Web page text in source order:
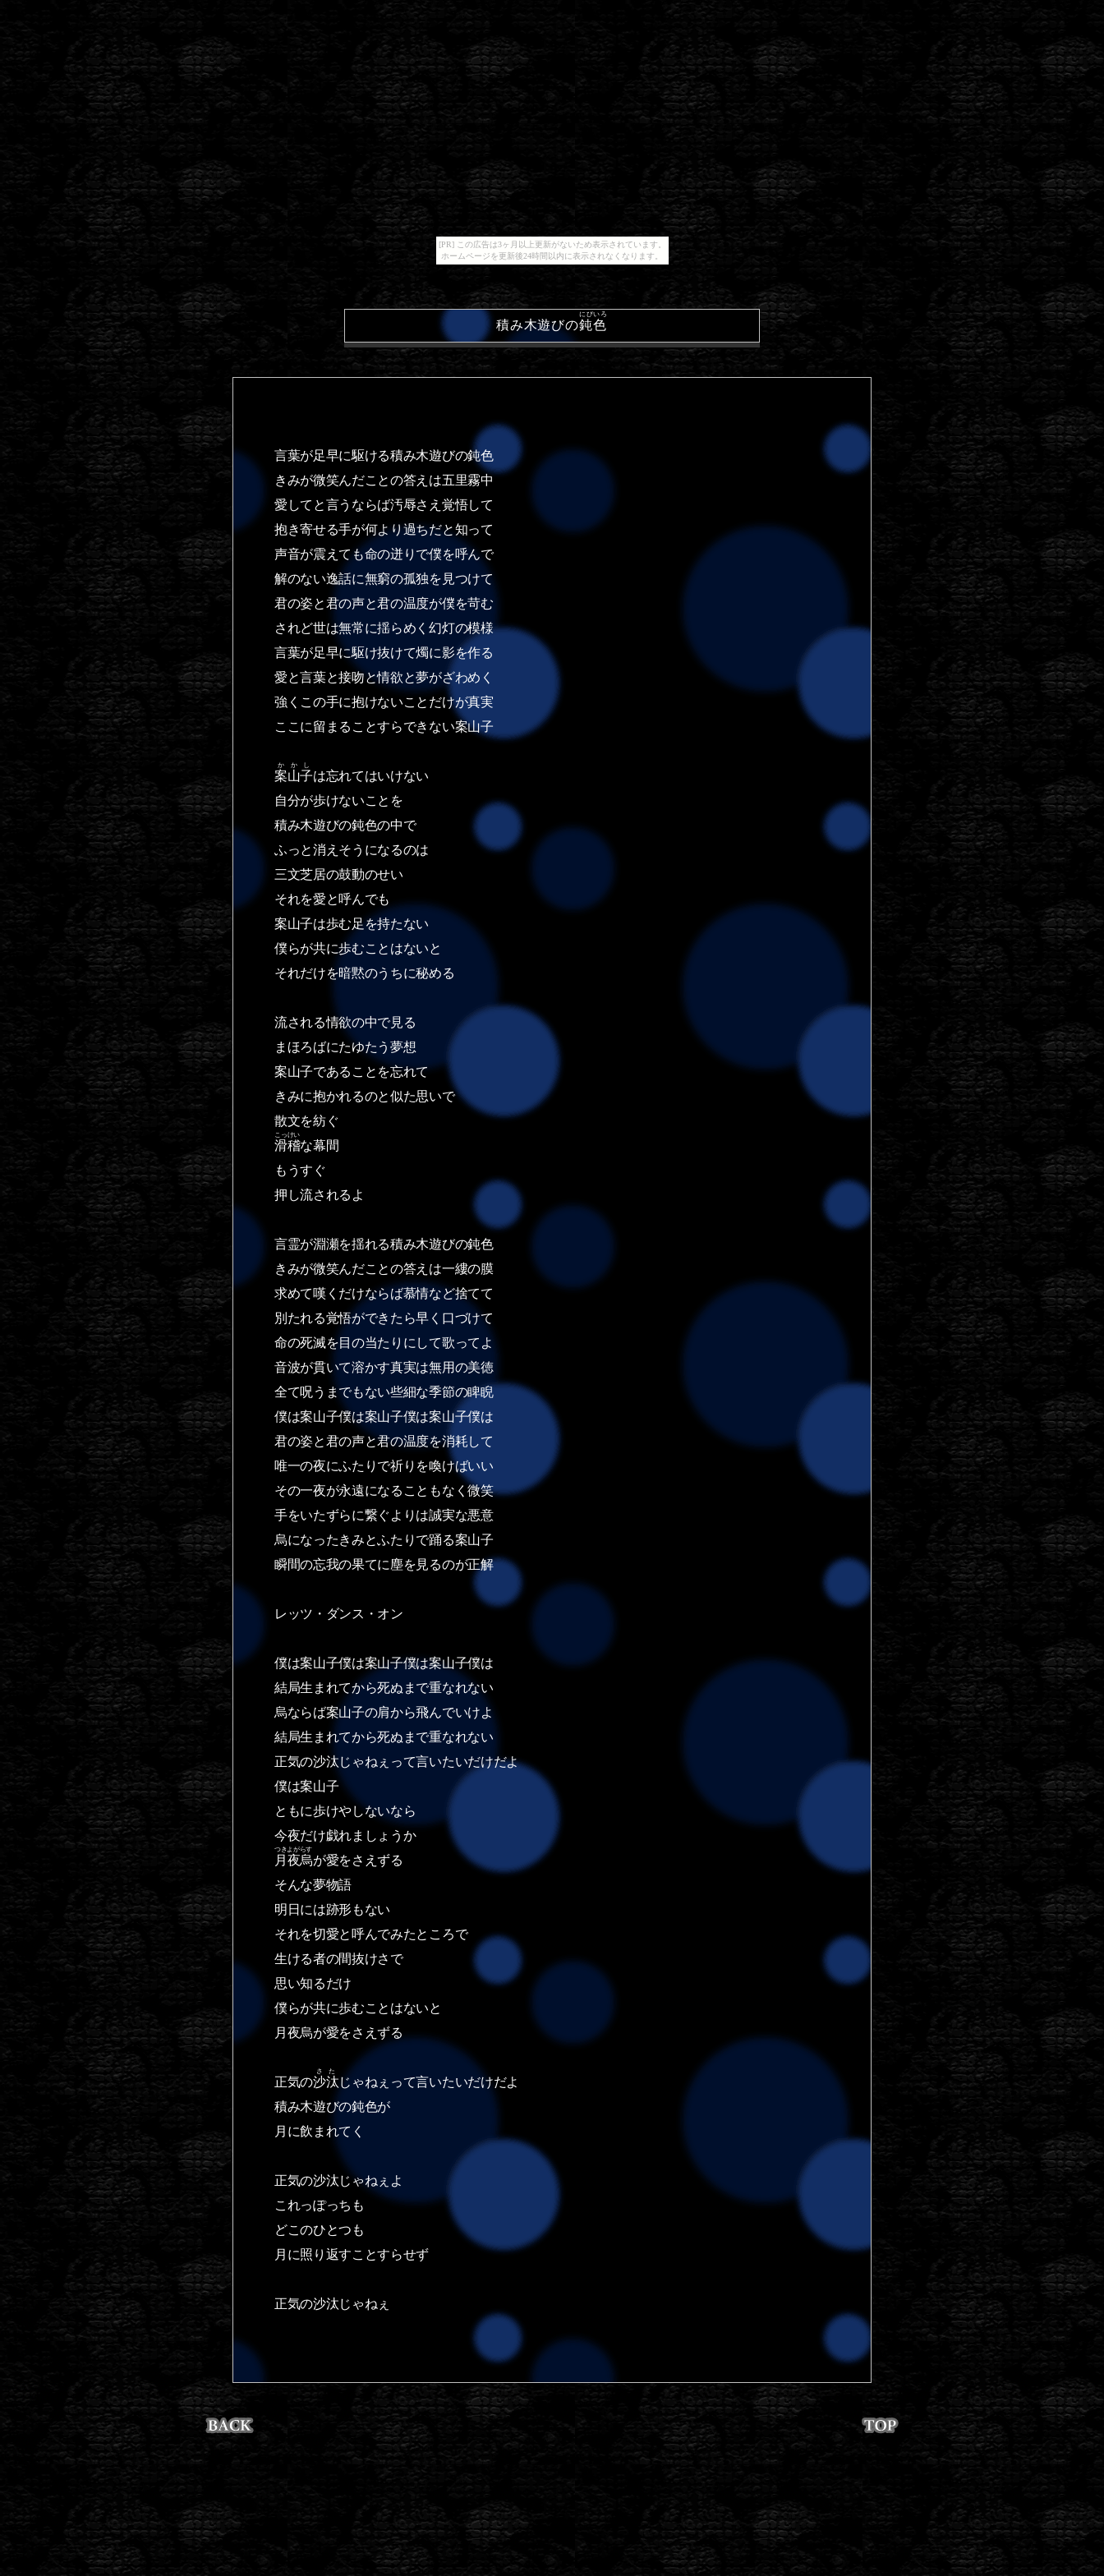
[PR] この広告は3ヶ月以上更新がないため表示されています。
ホームページを更新後24時間以内に表示されなくなります。
積み木遊びの鈍色
にびいろ
言葉が足早に駆ける積み木遊びの鈍色
きみが微笑んだことの答えは五里霧中
愛してと言うならば汚辱さえ覚悟して
抱き寄せる手が何より過ちだと知って
声音が震えても命の迸りで僕を呼んで
解のない逸話に無窮の孤独を見つけて
君の姿と君の声と君の温度が僕を苛む
されど世は無常に揺らめく幻灯の模様
言葉が足早に駆け抜けて燭に影を作る
愛と言葉と接吻と情欲と夢がざわめく
強くこの手に抱けないことだけが真実
ここに留まることすらできない案山子
案山子
かかし
は忘れてはいけない
自分が歩けないことを
積み木遊びの鈍色の中で
ふっと消えそうになるのは
三文芝居の鼓動のせい
それを愛と呼んでも
案山子は歩む足を持たない
僕らが共に歩むことはないと
それだけを暗黙のうちに秘める
流される情欲の中で見る
まほろばにたゆたう夢想
案山子であることを忘れて
きみに抱かれるのと似た思いで
散文を紡ぐ
滑稽
こっけい
な幕間
もうすぐ
押し流されるよ
言霊が淵瀬を揺れる積み木遊びの鈍色
きみが微笑んだことの答えは一縷の膜
求めて嘆くだけならば慕情など捨てて
別たれる覚悟ができたら早く口づけて
命の死滅を目の当たりにして歌ってよ
音波が貫いて溶かす真実は無用の美徳
全て呪うまでもない些細な季節の睥睨
僕は案山子僕は案山子僕は案山子僕は
君の姿と君の声と君の温度を消耗して
唯一の夜にふたりで祈りを喚けばいい
その一夜が永遠になることもなく微笑
手をいたずらに繋ぐよりは誠実な悪意
烏になったきみとふたりで踊る案山子
瞬間の忘我の果てに塵を見るのが正解
レッツ・ダンス・オン
僕は案山子僕は案山子僕は案山子僕は
結局生まれてから死ぬまで重なれない
烏ならば案山子の肩から飛んでいけよ
結局生まれてから死ぬまで重なれない
正気の沙汰じゃねぇって言いたいだけだよ
僕は案山子
ともに歩けやしないなら
今夜だけ戯れましょうか
月夜烏
つきよがらす
が愛をさえずる
そんな夢物語
明日には跡形もない
それを切愛と呼んでみたところで
生ける者の間抜けさで
思い知るだけ
僕らが共に歩むことはないと
月夜烏が愛をさえずる
正気の沙汰
さた
じゃねぇって言いたいだけだよ
積み木遊びの鈍色が
月に飲まれてく
正気の沙汰じゃねぇよ
これっぽっちも
どこのひとつも
月に照り返すことすらせず
正気の沙汰じゃねぇ